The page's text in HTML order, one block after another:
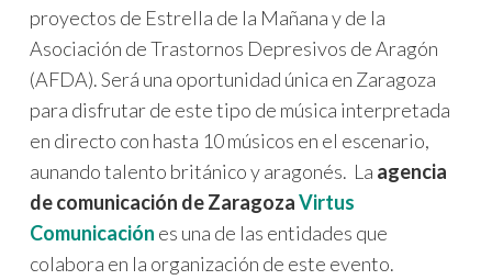
proyectos de Estrella de la Mañana y de la
Asociación de Trastornos Depresivos de Aragón
(AFDA). Será una oportunidad única en Zaragoza
para disfrutar de este tipo de música interpretada
en directo con hasta 10 músicos en el escenario,
aunando talento británico y aragonés. La agencia
de comunicación de ZaragozaVirtus
Comunicación es una de las entidades que
colabora en la organización de este evento.